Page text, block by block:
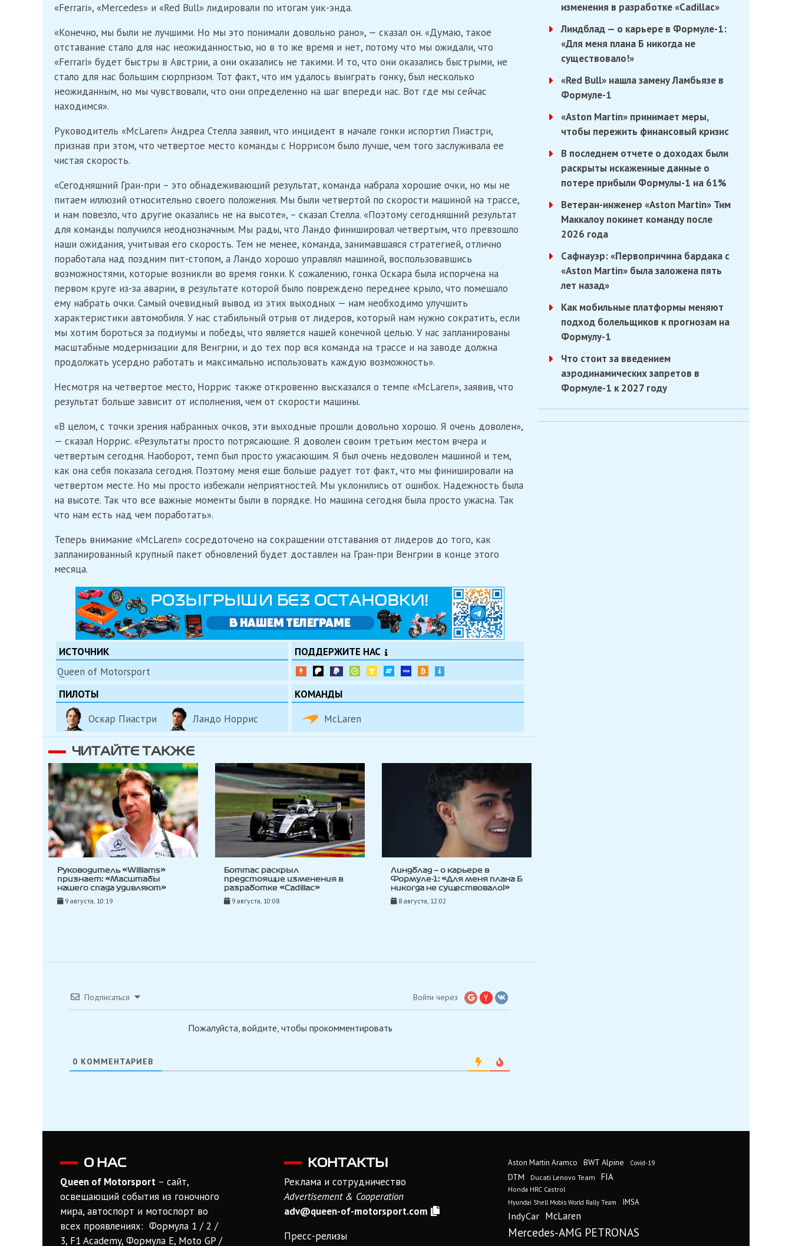
«Ferrari», «Mercedes» и «Red Bull» лидировали по итогам уик-энда.
«Конечно, мы были не лучшими. Но мы это понимали довольно рано», — сказал он. «Думаю, такое
отставание стало для нас неожиданностью, но в то же время и нет, потому что мы ожидали, что
«Ferrari» будет быстры в Австрии, а они оказались не такими. И то, что они оказались быстрыми, не
стало для нас большим сюрпризом. Тот факт, что им удалось выиграть гонку, был несколько
неожиданным, но мы чувствовали, что они определенно на шаг впереди нас. Вот где мы сейчас
находимся».
Руководитель «McLaren» Андреа Стелла заявил, что инцидент в начале гонки испортил Пиастри,
признав при этом, что четвертое место команды с Норрисом было лучше, чем того заслуживала ее
чистая скорость.
«Сегодняшний Гран-при – это обнадеживающий результат, команда набрала хорошие очки, но мы не
питаем иллюзий относительно своего положения. Мы были четвертой по скорости машиной на трассе,
и нам повезло, что другие оказались не на высоте», – сказал Стелла. «Поэтому сегодняшний результат
для команды получился неоднозначным. Мы рады, что Ландо финишировал четвертым, что превзошло
наши ожидания, учитывая его скорость. Тем не менее, команда, занимавшаяся стратегией, отлично
поработала над поздним пит-стопом, а Ландо хорошо управлял машиной, воспользовавшись
возможностями, которые возникли во время гонки. К сожалению, гонка Оскара была испорчена на
первом круге из-за аварии, в результате которой было повреждено переднее крыло, что помешало
ему набрать очки. Самый очевидный вывод из этих выходных — нам необходимо улучшить
характеристики автомобиля. У нас стабильный отрыв от лидеров, который нам нужно сократить, если
мы хотим бороться за подиумы и победы, что является нашей конечной целью. У нас запланированы
масштабные модернизации для Венгрии, и до тех пор вся команда на трассе и на заводе должна
продолжать усердно работать и максимально использовать каждую возможность».
Несмотря на четвертое место, Норрис также откровенно высказался о темпе «McLaren», заявив, что
результат больше зависит от исполнения, чем от скорости машины.
«В целом, с точки зрения набранных очков, эти выходные прошли довольно хорошо. Я очень доволен»,
— сказал Норрис. «Результаты просто потрясающие. Я доволен своим третьим местом вчера и
четвертым сегодня. Наоборот, темп был просто ужасающим. Я был очень недоволен машиной и тем,
как она себя показала сегодня. Поэтому меня еще больше радует тот факт, что мы финишировали на
четвертом месте. Но мы просто избежали неприятностей. Мы уклонились от ошибок. Надежность была
на высоте. Так что все важные моменты были в порядке. Но машина сегодня была просто ужасна. Так
что нам есть над чем поработать».
Теперь внимание «McLaren» сосредоточено на сокращении отставания от лидеров до того, как
запланированный крупный пакет обновлений будет доставлен на Гран-при Венгрии в конце этого
месяца.
ИСТОЧНИК
Queen of Motorsport
ПОДДЕРЖИТЕ НАС
ПИЛОТЫ
Оскар Пиастри
Ландо Норрис
КОМАНДЫ
McLaren
ЧИТАЙТЕ ТАКЖЕ
Руководитель «Williams»
признает: «Масштабы
нашего спада удивляют»
9 августа, 10:19
Боттас раскрыл
предстоящие изменения в
разработке «Cadillac»
9 августа, 10:08
Линдблад — о карьере в
Формуле-1: «Для меня плана Б
никогда не существовало!»
8 августа, 12:02
Подписаться Войти через
Пожалуйста, войдите, чтобы прокомментировать
0 КОММЕНТАРИЕВ
изменения в разработке «Cadillac»
Линдблад — о карьере в Формуле-1:
«Для меня плана Б никогда не
существовало!»
«Red Bull» нашла замену Ламбьязе в
Формуле-1
«Aston Martin» принимает меры,
чтобы пережить финансовый кризис
В последнем отчете о доходах были
раскрыты искаженные данные о
потере прибыли Формулы-1 на 61%
Ветеран-инженер «Aston Martin» Тим
Маккалоу покинет команду после
2026 года
Сафнауэр: «Первопричина бардака с
«Aston Martin» была заложена пять
лет назад»
Как мобильные платформы меняют
подход болельщиков к прогнозам на
Формулу-1
Что стоит за введением
аэродинамических запретов в
Формуле-1 к 2027 году
О НАС
Queen of Motorsport – сайт,
освещающий события из гоночного
мира, автоспорт и мотоспорт во
всех проявлениях: Формула 1 / 2 /
3, F1 Academy, Формула Е, Moto GP /
КОНТАКТЫ
Реклама и сотрудничество
Advertisement & Cooperation
adv@queen-of-motorsport.com
Пресс-релизы
Aston Martin Aramco BWT Alpine Covid-19
DTM Ducati Lenovo Team FIA
Honda HRC Castrol
Hyundai Shell Mobis World Rally Team IMSA
IndyCar McLaren
Mercedes-AMG PETRONAS